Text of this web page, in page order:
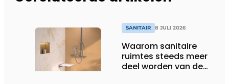
SANITAIR 8 JULI 2026
Waarom sanitaire
ruimtes steeds meer
deel worden van de